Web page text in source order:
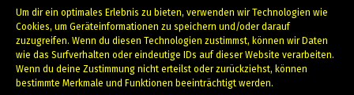
Um dir ein optimales Erlebnis zu bieten, verwenden wir Technologien wie
Cookies, um Geräteinformationen zu speichern und/oder darauf
zuzugreifen. Wenn du diesen Technologien zustimmst, können wir Daten
wie das Surfverhalten oder eindeutige IDs auf dieser Website verarbeiten.
Wenn du deine Zustimmung nicht erteilst oder zurückziehst, können
bestimmte Merkmale und Funktionen beeinträchtigt werden.
PREVIOUS